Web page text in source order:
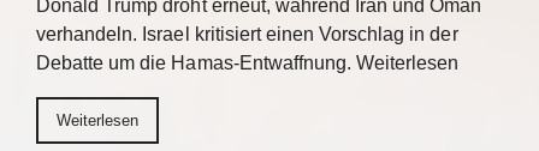
Donald Trump droht erneut, während Iran und Oman
verhandeln. Israel kritisiert einen Vorschlag in der
Debatte um die Hamas-Entwaffnung. Weiterlesen
Weiterlesen